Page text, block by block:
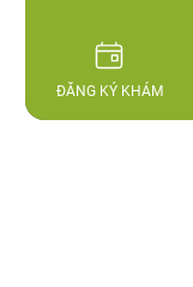
ĐĂNG KÝ KHÁM